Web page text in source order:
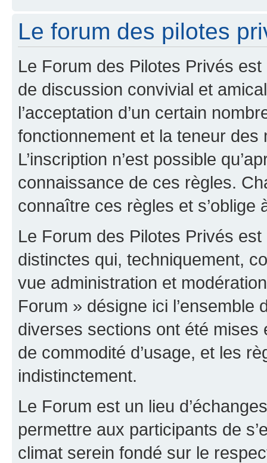
Le forum des pilotes
Le Forum des Pilotes Privés
de discussion convivial et
l’acceptation d’un certain
fonctionnement et la teneur
L’inscription n’est possible
connaissance de ces règles.
connaître ces règles et s’oblige
Le Forum des Pilotes Privés
distinctes qui, techniquement,
vue administration et
Forum » désigne ici
diverses sections ont été
de commodité d’usage, et les
indistinctement.
Le Forum est un lieu
permettre aux participants de
climat serein fondé sur le